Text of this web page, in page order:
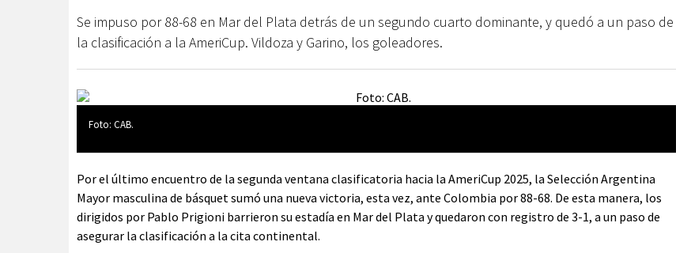
Se impuso por 88-68 en Mar del Plata detrás de un segundo cuarto dominante, y quedó a un paso de
la clasificación a la AmeriCup. Vildoza y Garino, los goleadores.
Foto: CAB.
Por el último encuentro de la segunda ventana clasificatoria hacia la AmeriCup 2025, la Selección Argentina
Mayor masculina de básquet sumó una nueva victoria, esta vez, ante Colombia por 88-68. De esta manera, los
dirigidos por Pablo Prigioni barrieron su estadía en Mar del Plata y quedaron con registro de 3-1, a un paso de
asegurar la clasificación a la cita continental.